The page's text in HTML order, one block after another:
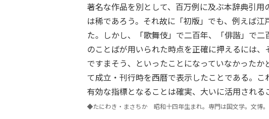
著名な作品を別として、百万例に及ぶ本辞典引
は稀であろう。それ故に「初版」でも、例えば
た。しかし、「歌舞伎」で二百年、「俳諧」で
のことばが用いられた時点を正確に押えるには
ですまそう、といったことになっていなかった
て成立・刊行時を西暦で表示したことである。
有効な指標となることは確実、大いに活用される
◆たにわき・まさちか 昭和十四年生まれ。専門は国文学。文博